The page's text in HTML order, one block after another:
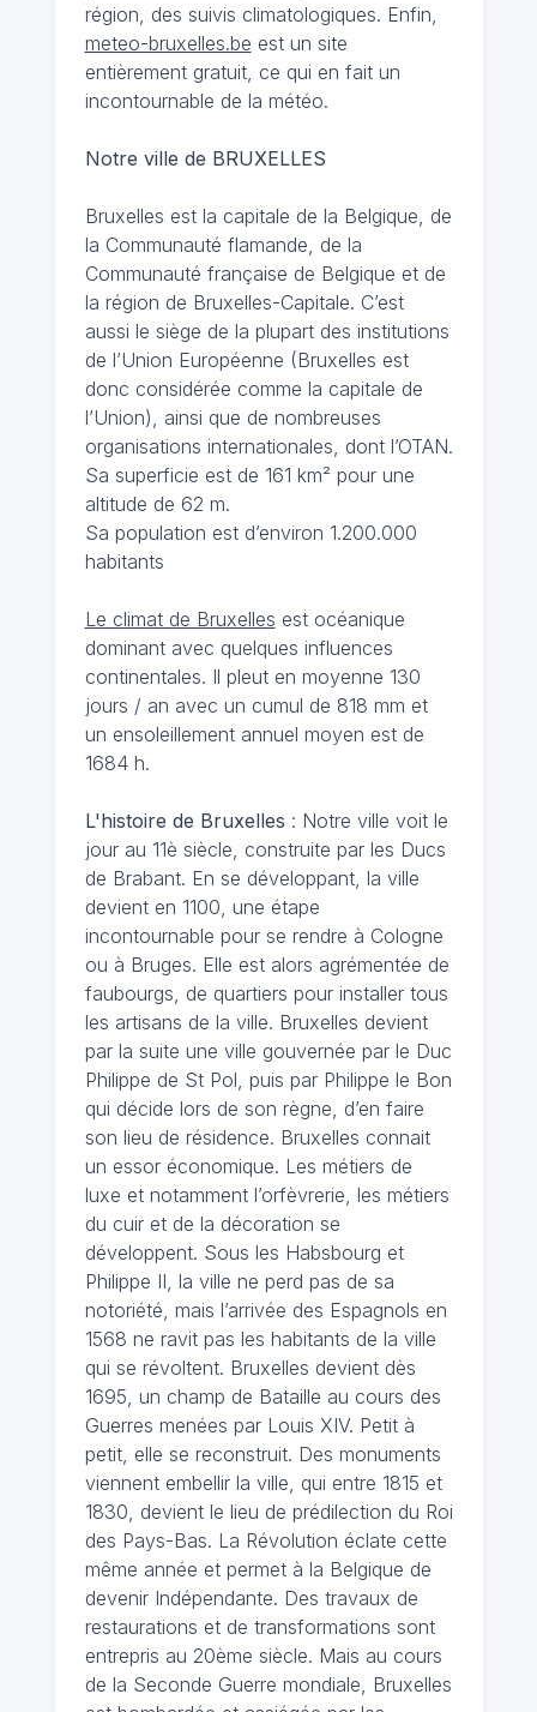
région, des suivis climatologiques. Enfin,
meteo-bruxelles.be est un site
entièrement gratuit, ce qui en fait un
incontournable de la météo.
Notre ville de BRUXELLES
Bruxelles est la capitale de la Belgique, de
la Communauté flamande, de la
Communauté française de Belgique et de
la région de Bruxelles-Capitale. C’est
aussi le siège de la plupart des institutions
de l’Union Européenne (Bruxelles est
donc considérée comme la capitale de
l’Union), ainsi que de nombreuses
organisations internationales, dont l’OTAN.
Sa superficie est de 161 km² pour une
altitude de 62 m.
Sa population est d’environ 1.200.000
habitants
Le climat de Bruxelles est océanique
dominant avec quelques influences
continentales. Il pleut en moyenne 130
jours / an avec un cumul de 818 mm et
un ensoleillement annuel moyen est de
1684 h.
L'histoire de Bruxelles : Notre ville voit le
jour au 11è siècle, construite par les Ducs
de Brabant. En se développant, la ville
devient en 1100, une étape
incontournable pour se rendre à Cologne
ou à Bruges. Elle est alors agrémentée de
faubourgs, de quartiers pour installer tous
les artisans de la ville. Bruxelles devient
par la suite une ville gouvernée par le Duc
Philippe de St Pol, puis par Philippe le Bon
qui décide lors de son règne, d’en faire
son lieu de résidence. Bruxelles connait
un essor économique. Les métiers de
luxe et notamment l’orfèvrerie, les métiers
du cuir et de la décoration se
développent. Sous les Habsbourg et
Philippe II, la ville ne perd pas de sa
notoriété, mais l’arrivée des Espagnols en
1568 ne ravit pas les habitants de la ville
qui se révoltent. Bruxelles devient dès
1695, un champ de Bataille au cours des
Guerres menées par Louis XIV. Petit à
petit, elle se reconstruit. Des monuments
viennent embellir la ville, qui entre 1815 et
1830, devient le lieu de prédilection du Roi
des Pays-Bas. La Révolution éclate cette
même année et permet à la Belgique de
devenir Indépendante. Des travaux de
restaurations et de transformations sont
entrepris au 20ème siècle. Mais au cours
de la Seconde Guerre mondiale, Bruxelles